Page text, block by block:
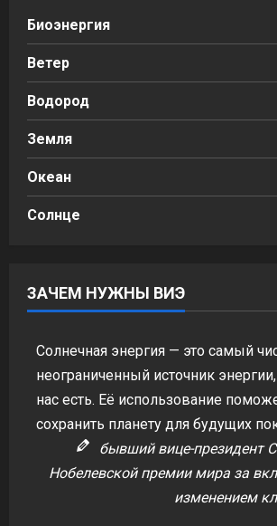
Биоэнергия
Ветер
Водород
Земля
Океан
Солнце
ЗАЧЕМ НУЖНЫ ВИЭ
Солнечная энергия — это самый
неограниченный источник
нас есть. Её использование
сохранить планету для будущих
бывший вице-президент
Нобелевской премии мира за
изменением